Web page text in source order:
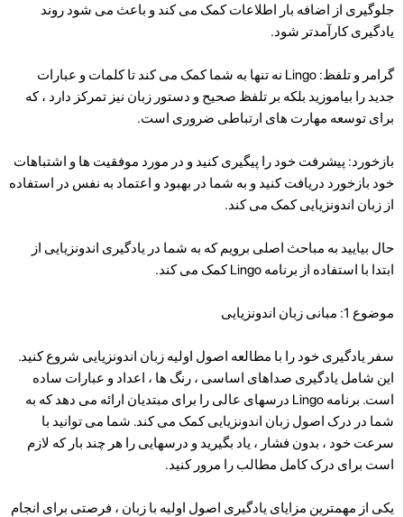
جلوگیری از اضافه بار اطلاعات کمک می کند و باعث می شود روند
یادگیری کارآمدتر شود.
گرامر و تلفظ: Lingo نه تنها به شما کمک می کند تا کلمات و عبارات
جدید را بیاموزید بلکه بر تلفظ صحیح و دستور زبان نیز تمرکز دارد ، که
برای توسعه مهارت های ارتباطی ضروری است.
بازخورد: پیشرفت خود را پیگیری کنید و در مورد موفقیت ها و اشتباهات
خود بازخورد دریافت کنید و به شما در بهبود و اعتماد به نفس در استفاده
از زبان اندونزیایی کمک می کند.
حال بیایید به مباحث اصلی برویم که به شما در یادگیری اندونزیایی از
ابتدا با استفاده از برنامه Lingo کمک می کند.
موضوع 1: مبانی زبان اندونزیایی
سفر یادگیری خود را با مطالعه اصول اولیه زبان اندونزیایی شروع کنید.
این شامل یادگیری صداهای اساسی ، رنگ ها ، اعداد و عبارات ساده
است. برنامه Lingo درسهای عالی را برای مبتدیان ارائه می دهد که به
شما در درک اصول زبان اندونزیایی کمک می کند. شما می توانید با
سرعت خود ، بدون فشار ، یاد بگیرید و درسهایی را هر چند بار که لازم
است برای درک کامل مطالب را مرور کنید.
یکی از مهمترین مزایای یادگیری اصول اولیه با زبان ، فرصتی برای انجام